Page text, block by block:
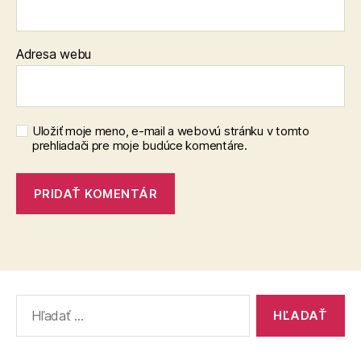
Adresa webu
Uložiť moje meno, e-mail a webovú stránku v tomto
prehliadači pre moje budúce komentáre.